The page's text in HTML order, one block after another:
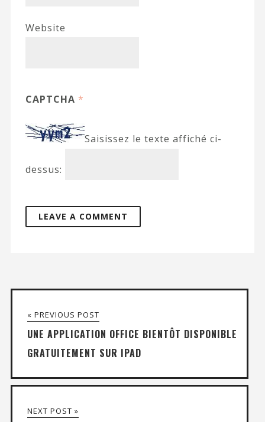
Website
CAPTCHA *
Saisissez le texte affiché ci-
dessus:
« PREVIOUS POST
UNE APPLICATION OFFICE BIENTÔT DISPONIBLE
GRATUITEMENT SUR IPAD
NEXT POST »